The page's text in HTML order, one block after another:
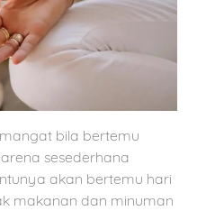
bila bertemu
sesederhana
akan bertemu hari
makanan dan minuman